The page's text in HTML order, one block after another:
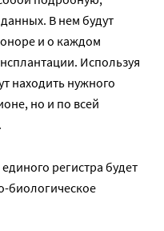
В нем будут
и о каждом
Используя
находить нужного
но и по всей
регистра будет
биологическое